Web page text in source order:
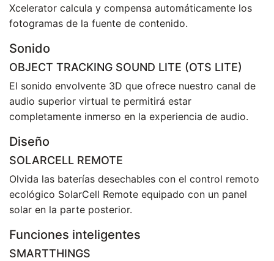
Xcelerator calcula y compensa automáticamente los
fotogramas de la fuente de contenido.
Sonido
OBJECT TRACKING SOUND LITE (OTS LITE)
El sonido envolvente 3D que ofrece nuestro canal de
audio superior virtual te permitirá estar
completamente inmerso en la experiencia de audio.
Diseño
SOLARCELL REMOTE
Olvida las baterías desechables con el control remoto
ecológico SolarCell Remote equipado con un panel
solar en la parte posterior.
Funciones inteligentes
SMARTTHINGS